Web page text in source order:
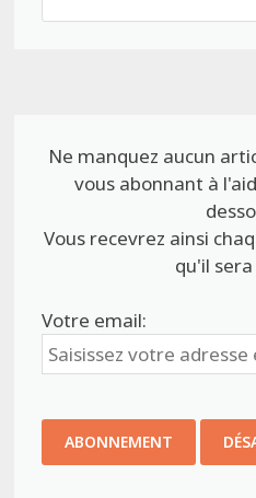
Ne manquez aucun
vous abonnant à
Vous recevrez ainsi
qu'il
Votre email: